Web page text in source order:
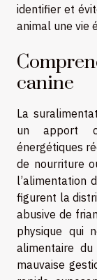
identifier et
animal une vie
canine
La
un apport
énergétiques
de nourriture
l’alimentation
figurent la
abusive de
physique qui
alimentaire
mauvaise